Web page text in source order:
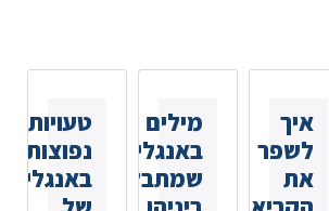
איך
לשפר
את
מילים
באנגלית
שמתבלבלים
טעויות
נפוצות
באנגלית